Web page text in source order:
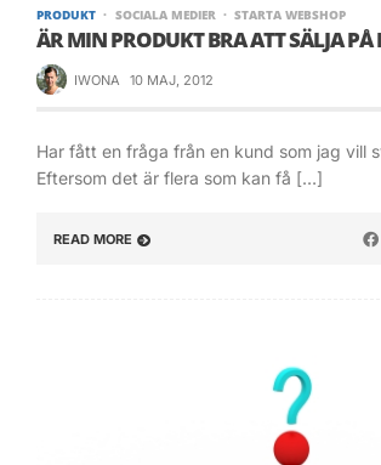
PRODUKT SOCIALA MEDIER STARTA WEBSHOP
ÄR MIN PRODUKT BRA ATT SÄLJA PÅ
IWONA 10 MAJ, 2012
Har fått en fråga från en kund som jag vill
Eftersom det är flera som kan få […]
READ MORE